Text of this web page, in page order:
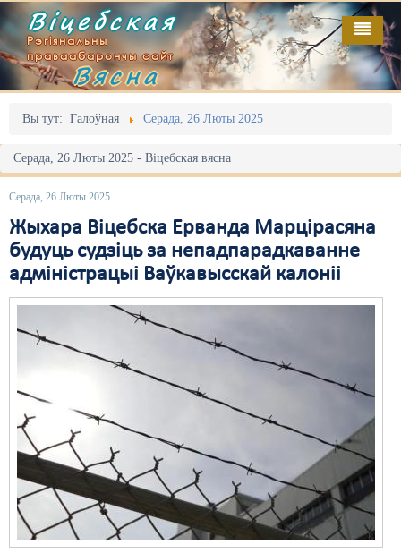
Віцебская
Рэгіянальны
праваабарончы сайт
Вясна
Вы тут: Галоўная Серада, 26 Люты 2025
Серада, 26 Люты 2025 - Віцебская вясна
Серада, 26 Люты 2025
Жыхара Віцебска Ерванда Марцірасяна
будуць судзіць за непадпарадкаванне
адміністрацыі Ваўкавысскай калоніі
Галоўная
Адміністрацыйны перасьлед
Акцыі
Выбары
Грамадзянскія ініцыятывы
Дзяржава
Дыскрымінацыя
Карная псыхіятрыя
КПЧ ААН
Культурныя правы
ЛПП
Мігранты
Выданьні
Відэа
Пра нас
RSS